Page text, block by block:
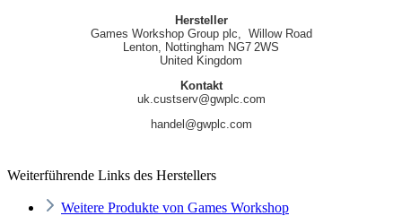
Hersteller
Games Workshop Group plc, Willow Road
Lenton, Nottingham NG7 2WS
United Kingdom
Kontakt
uk.custserv@gwplc.com
handel@gwplc.com
Weiterführende Links des Herstellers
Weitere Produkte von Games Workshop